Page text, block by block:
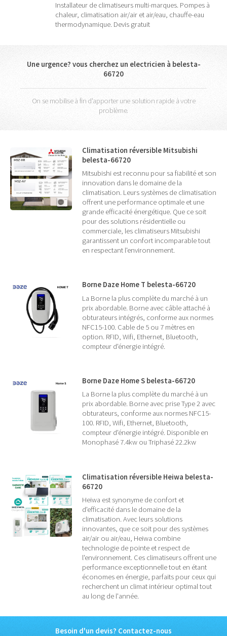
Installateur de climatiseurs multi-marques. Pompes à
chaleur, climatisation air/air et air/eau, chauffe-eau
thermodynamique. Devis gratuit
Une urgence? vous cherchez un electricien à belesta-
66720
On se mobilise à fin d'apporter une solution rapide à votre
problème.
Climatisation réversible Mitsubishi
belesta-66720
Mitsubishi est reconnu pour sa fiabilité et son
innovation dans le domaine de la
climatisation. Leurs systèmes de climatisation
offrent une performance optimale et une
grande efficacité énergétique. Que ce soit
pour des solutions résidentielle ou
commerciale, les climatiseurs Mitsubishi
garantissent un confort incomparable tout
en respectant l'environnement.
Borne Daze Home T belesta-66720
La Borne la plus complète du marché à un
prix abordable. Borne avec câble attaché à
obturateurs intégrés, conforme aux normes
NFC15-100. Cable de 5 ou 7 mètres en
option. RFID, Wifi, Ethernet, Bluetooth,
compteur d'énergie intégré.
Borne Daze Home S belesta-66720
La Borne la plus complète du marché à un
prix abordable. Borne avec prise Type 2 avec
obturateurs, conforme aux normes NFC15-
100. RFID, Wifi, Ethernet, Bluetooth,
compteur d'énergie intégré. Disponible en
Monophasé 7.4kw ou Triphasé 22.2kw
Climatisation réversible Heiwa belesta-
66720
Heiwa est synonyme de confort et
d'efficacité dans le domaine de la
climatisation. Avec leurs solutions
innovantes, que ce soit pour des systèmes
air/air ou air/eau, Heiwa combine
technologie de pointe et respect de
l'environnement. Ces climatiseurs offrent une
performance exceptionnelle tout en étant
économes en énergie, parfaits pour ceux qui
recherchent un climat intérieur optimal tout
au long de l'année.
Besoin d'un devis? Contactez-nous